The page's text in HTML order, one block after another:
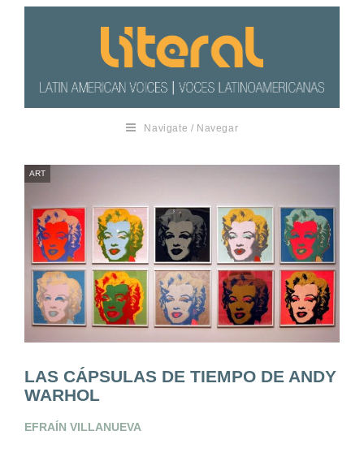
Navigate / Navegar
ART
LAS CÁPSULAS DE TIEMPO DE ANDY
WARHOL
EFRAÍN VILLANUEVA